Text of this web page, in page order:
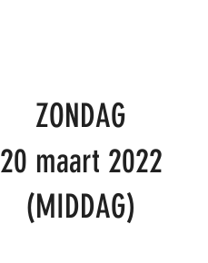
ZONDAG
20 maart 2022
(MIDDAG)